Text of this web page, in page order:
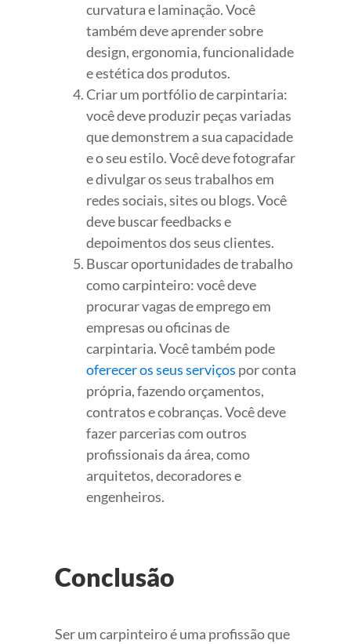
curvatura e laminação. Você
também deve aprender sobre
design, ergonomia, funcionalidade
e estética dos produtos.
Criar um portfólio de carpintaria:
você deve produzir peças variadas
que demonstrem a sua capacidade
e o seu estilo. Você deve fotografar
e divulgar os seus trabalhos em
redes sociais, sites ou blogs. Você
deve buscar feedbacks e
depoimentos dos seus clientes.
Buscar oportunidades de trabalho
como carpinteiro: você deve
procurar vagas de emprego em
empresas ou oficinas de
carpintaria. Você também pode
oferecer os seus serviços por conta
própria, fazendo orçamentos,
contratos e cobranças. Você deve
fazer parcerias com outros
profissionais da área, como
arquitetos, decoradores e
engenheiros.
Conclusão
Ser um carpinteiro é uma profissão que